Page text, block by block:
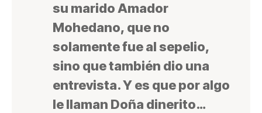
su marido Amador
Mohedano, que no
solamente fue al sepelio,
sino que también dio una
entrevista. Y es que por algo
le llaman Doña dinerito…